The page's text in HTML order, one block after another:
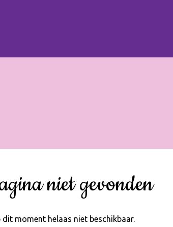
niet gevonden
moment helaas niet beschikbaar.